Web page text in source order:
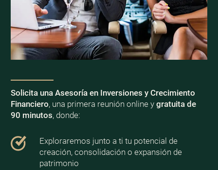
Solicita una Asesoría en Inversiones y Crecimiento
Financiero, una primera reunión online y gratuita de
90 minutos, donde:
Exploraremos junto a ti tu potencial de
creación, consolidación o expansión de
patrimonio